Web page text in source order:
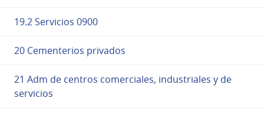
19.2 Servicios 0900
20 Cementerios privados
21 Adm de centros comerciales, industriales y de
servicios